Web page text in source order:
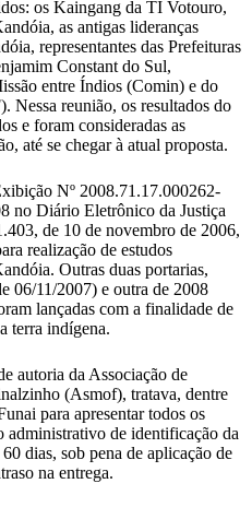
os Kaingang da TI Votouro,
as antigas lideranças
representantes das Prefeituras
Constant do Sul,
entre Índios (Comin) e do
Nessa reunião, os resultados do
e foram consideradas as
até se chegar à atual proposta.
Nº 2008.71.17.000262-
no Diário Eletrônico da Justiça
de 10 de novembro de 2006,
realização de estudos
Outras duas portarias,
06/11/2007) e outra de 2008
lançadas com a finalidade de
terra indígena.
autoria da Associação de
(Asmof), tratava, dentre
para apresentar todos os
administrativo de identificação da
dias, sob pena de aplicação de
na entrega.